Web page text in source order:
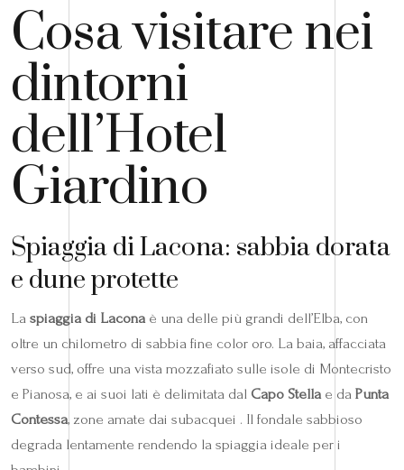
Cosa visitare nei
dintorni
dell’Hotel
Giardino
Spiaggia di Lacona: sabbia dorata
e dune protette
La spiaggia di Laconaè una delle più grandi dell’Elba, con
oltre un chilometro di sabbia fine color oro. La baia, affacciata
verso sud, offre una vista mozzafiato sulle isole di Montecristo
e Pianosa, e ai suoi lati è delimitata dal Capo Stellae da Punta
Contessa, zone amate dai subacquei . Il fondale sabbioso
degrada lentamente rendendo la spiaggia ideale per i